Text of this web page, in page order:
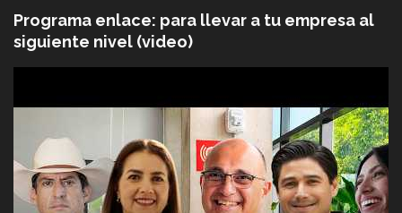
Programa enlace: para llevar a tu empresa al
siguiente nivel (video)